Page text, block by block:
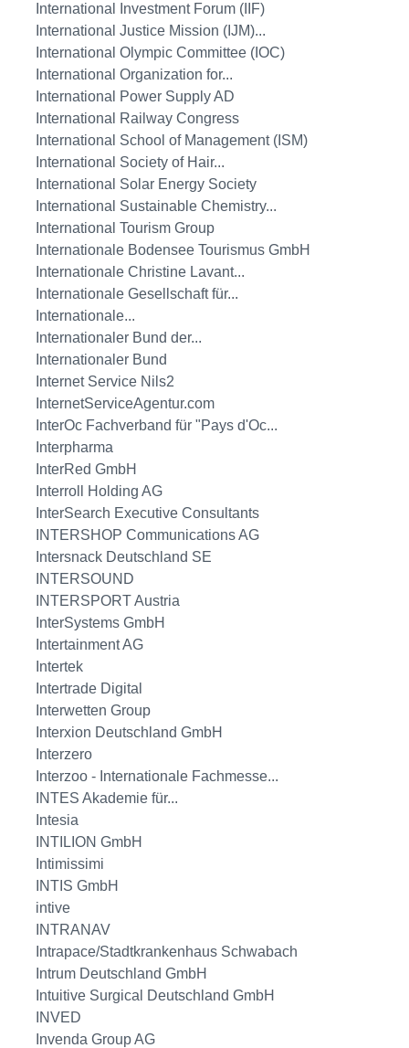
International Investment Forum (IIF)
International Justice Mission (IJM)...
International Olympic Committee (IOC)
International Organization for...
International Power Supply AD
International Railway Congress
International School of Management (ISM)
International Society of Hair...
International Solar Energy Society
International Sustainable Chemistry...
International Tourism Group
Internationale Bodensee Tourismus GmbH
Internationale Christine Lavant...
Internationale Gesellschaft für...
Internationale...
Internationaler Bund der...
Internationaler Bund
Internet Service Nils2
InternetServiceAgentur.com
InterOc Fachverband für "Pays d'Oc...
Interpharma
InterRed GmbH
Interroll Holding AG
InterSearch Executive Consultants
INTERSHOP Communications AG
Intersnack Deutschland SE
INTERSOUND
INTERSPORT Austria
InterSystems GmbH
Intertainment AG
Intertek
Intertrade Digital
Interwetten Group
Interxion Deutschland GmbH
Interzero
Interzoo - Internationale Fachmesse...
INTES Akademie für...
Intesia
INTILION GmbH
Intimissimi
INTIS GmbH
intive
INTRANAV
Intrapace/Stadtkrankenhaus Schwabach
Intrum Deutschland GmbH
Intuitive Surgical Deutschland GmbH
INVED
Invenda Group AG